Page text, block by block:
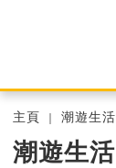
主頁 潮遊生活
潮遊生活